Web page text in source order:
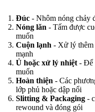
Đúc - Nhôm nóng chảy
Nóng lăn - Tấm được
muốn
Cuộn lạnh - Xử lý thêm
mạnh
Ủ hoặc xử lý nhiệt - Để
muốn
Hoàn thiện - Các
lớp phủ hoặc dập nổi
Slitting & Packaging -
rewound và đóng gói